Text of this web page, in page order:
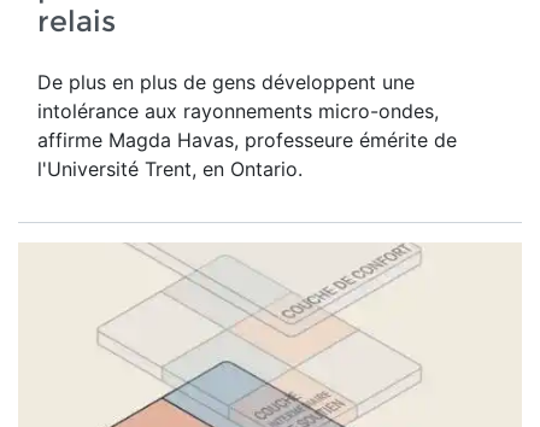
relais
De plus en plus de gens développent une
intolérance aux rayonnements micro-ondes,
affirme Magda Havas, professeure émérite de
l'Université Trent, en Ontario.